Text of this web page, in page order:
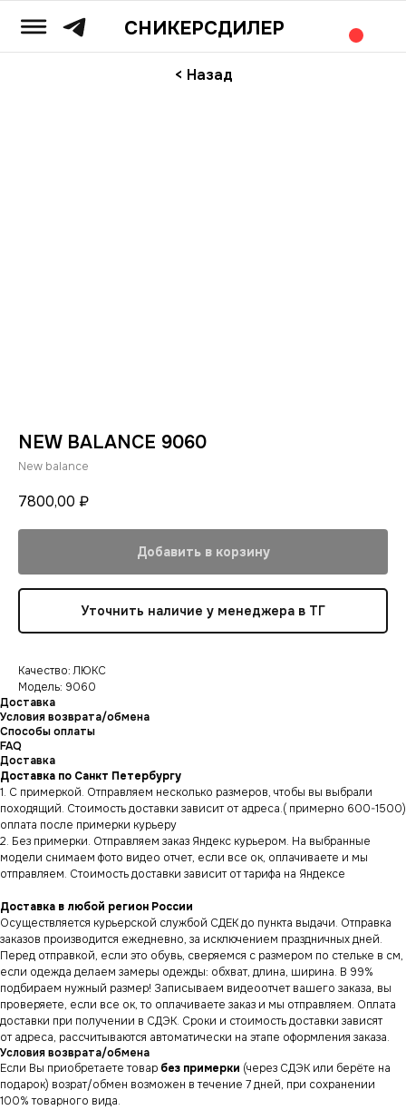
СНИКЕРСДИЛЕР
< Назад
NEW BALANCE 9060
New balance
7800,00 ₽
Добавить в корзину
Уточнить наличие у менеджера в ТГ
Качество: ЛЮКС
Модель: 9060
Доставка
Условия возврата/обмена
Способы оплаты
FAQ
Доставка
Доставка по Санкт Петербургу
1. С примеркой. Отправляем несколько размеров, чтобы вы выбрали
походящий. Стоимость доставки зависит от адреса.( примерно 600-1500)
оплата после примерки курьеру
2. Без примерки. Отправляем заказ Яндекс курьером. На выбранные
модели снимаем фото видео отчет, если все ок, оплачиваете и мы
отправляем. Стоимость доставки зависит от тарифа на Яндексе
Доставка в любой регион России
Осуществляется курьерской службой СДЕК до пункта выдачи. Отправка
заказов производится ежедневно, за исключением праздничных дней.
Перед отправкой, если это обувь, сверяемся с размером по стельке в см,
если одежда делаем замеры одежды: обхват, длина, ширина. В 99%
подбираем нужный размер! Записываем видеоотчет вашего заказа, вы
проверяете, если все ок, то оплачиваете заказ и мы отправляем. Оплата
доставки при получении в СДЭК. Сроки и стоимость доставки зависят
от адреса, рассчитываются автоматически на этапе оформления заказа.
Условия возврата/обмена
Если Вы приобретаете товар без примерки (через СДЭК или берёте на
подарок) возрат/обмен возможен в течение 7 дней, при сохранении
100% товарного вида.